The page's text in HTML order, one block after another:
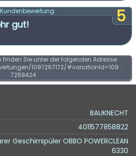
5
Kundenbewertung:
gut!
Sie unter der folgenden Adresse:
1097267172/#variationId=109
7268424
BAUKNECHT
4011577858822
Geschirrspüler OBBO POWERCLEAN
6330